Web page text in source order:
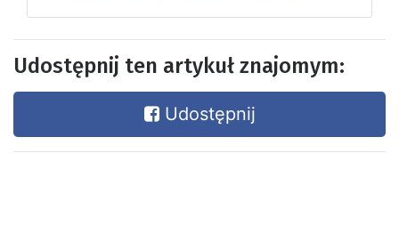
Udostępnij ten artykuł znajomym:
Udostępnij